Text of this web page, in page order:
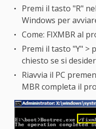
Premi il tasto "R"
Windows per
Come: FIXMBR al
Premi il tasto "Y" >
chiesto se si
Riavvia il PC
MBR completa il